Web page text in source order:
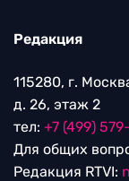
Редакция
115280, г.
д. 26, этаж 2
тел: +7 (499)
Для общих
Редакция RTVI: